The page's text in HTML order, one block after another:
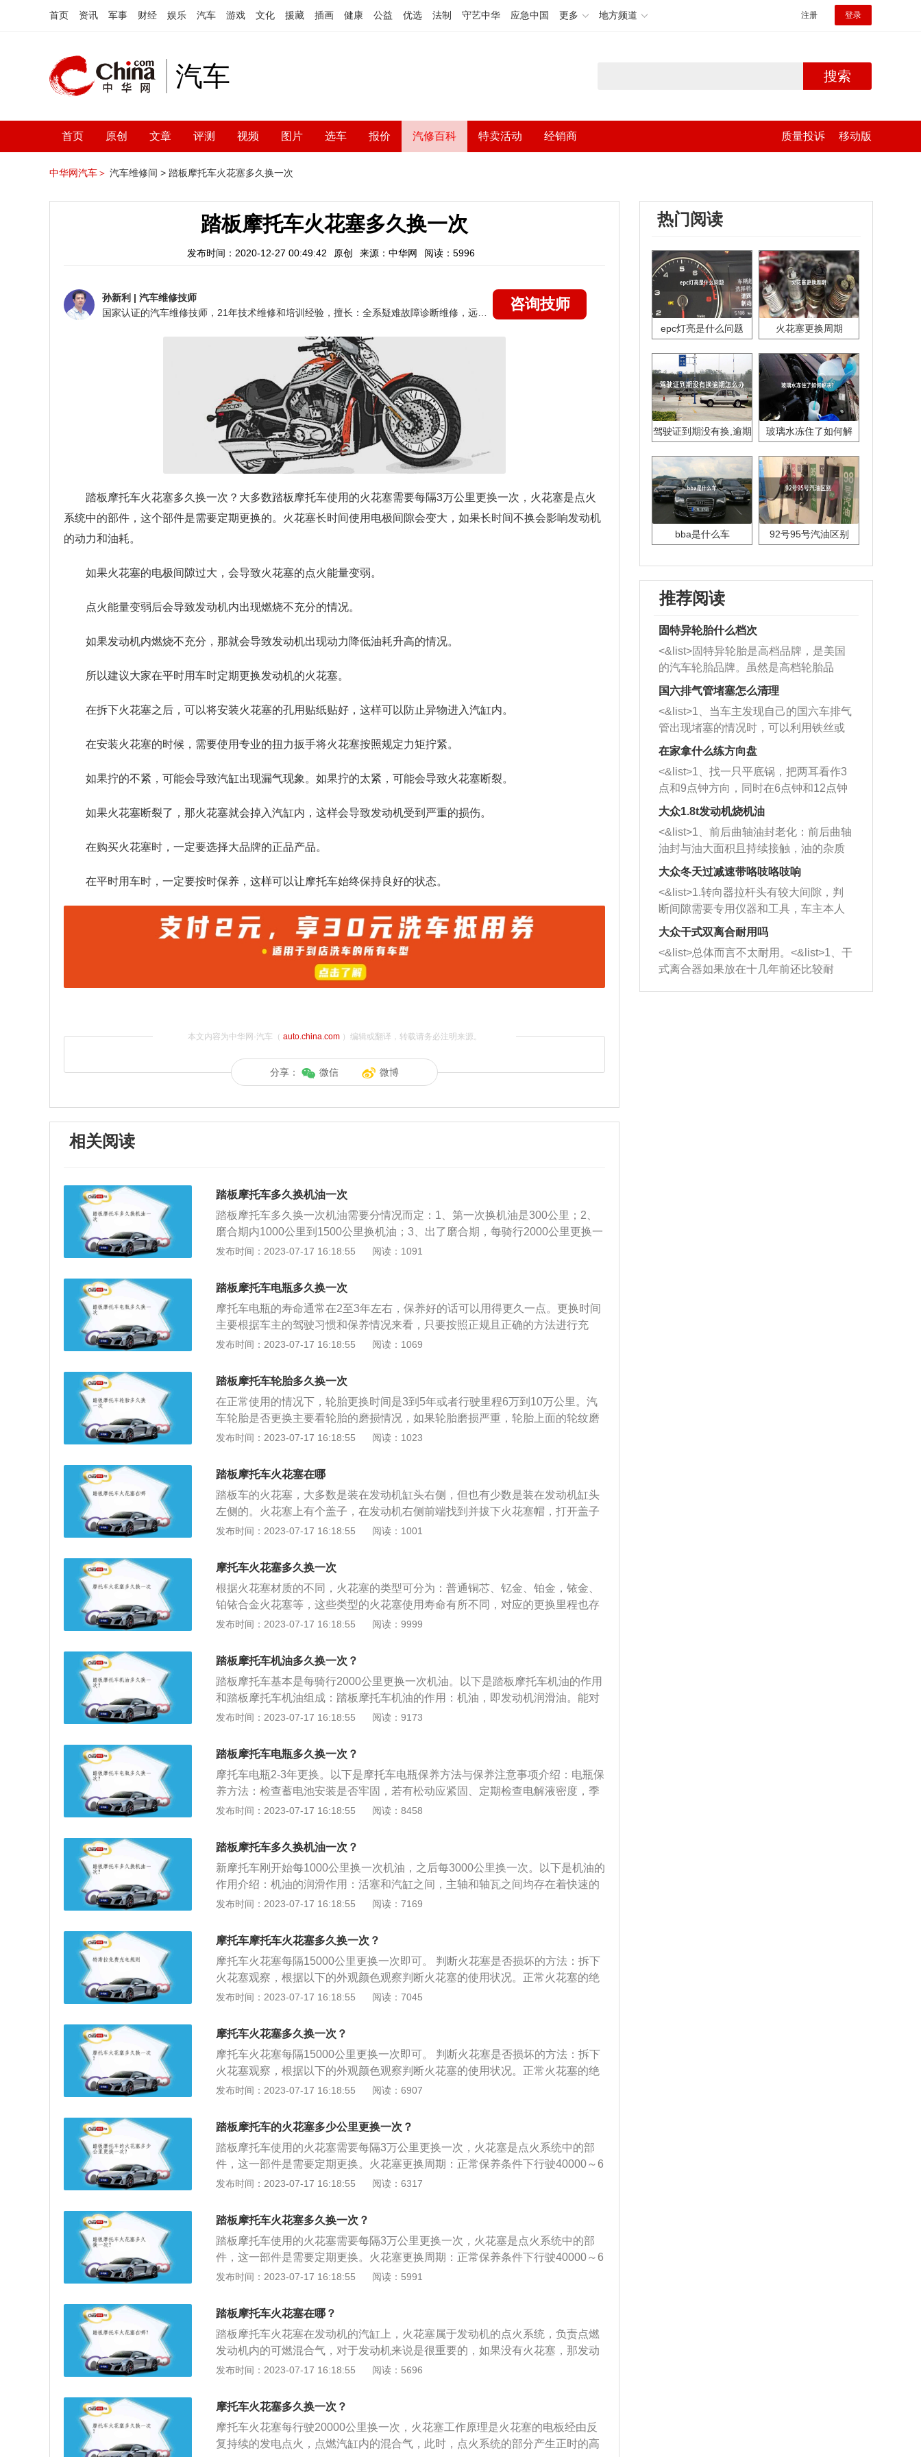
首页 资讯 军事 财经 娱乐 汽车 游戏 文化 援藏 插画 健康 公益 优选 法制 守艺中华 应急中国 更多 地方频道 注册 登录
汽车 搜索
首页 原创 文章 评测 视频 图片 选车 报价 汽修百科 特卖活动 经销商 质量投诉 移动版
中华网汽车＞ 汽车维修间 > 踏板摩托车火花塞多久换一次
踏板摩托车火花塞多久换一次
发布时间：2020-12-27 00:49:42 原创 来源：中华网 阅读：5996
孙新利 | 汽车维修技师
咨询技师
踏板摩托车火花塞多久换一次？ 大多数踏板摩托车使用的火花塞需要每隔3万公里更换一次，火花塞是点火
系统中的部件，这个部件是需要定期更换的。火花塞长时间使用电极间隙会变大，如果长时间不换会影响发动机
的动力和油耗。
如果火花塞的电极间隙过大，会导致火花塞的点火能量变弱。
点火能量变弱后会导致发动机内出现燃烧不充分的情况。
如果发动机内燃烧不充分，那就会导致发动机出现动力降低油耗升高的情况。
所以建议大家在平时用车时定期更换发动机的火花塞。
在拆下火花塞之后，可以将安装火花塞的孔用贴纸贴好，这样可以防止异物进入汽缸内。
在安装火花塞的时候，需要使用专业的扭力扳手将火花塞按照规定力矩拧紧。
如果拧的不紧，可能会导致汽缸出现漏气现象。如果拧的太紧，可能会导致火花塞断裂。
如果火花塞断裂了，那火花塞就会掉入汽缸内，这样会导致发动机受到严重的损伤。
在购买火花塞时，一定要选择大品牌的正品产品。
在平时用车时，一定要按时保养，这样可以让摩托车始终保持良好的状态。
本文内容为中华网·汽车（ auto.china.com）编辑或翻译，转载请务必注明来源。
分享： 微信 微博
相关阅读
踏板摩托车多久换机油一次
踏板摩托车多久换一次机油需要分情况而定：1、第一次换机油是300公里；2、
磨合期内1000公里到1500公里换机油；3、出了磨合期，每骑行2000公里更换一
次机油；4、如果车子在夏季里使用频繁，单次行驶距离很长，就适当多换几次
密封防漏、防锈防蚀、减震缓冲等作用。机油由基础油和添加剂两部分组成，基
础油是润滑油的主要成分，决定着润滑油的基本性质，添加剂可弥补和改善基础
油性能方面的不足，赋予某些新的性能，是润滑油的重要组成部分。
发布时间：2023-07-17 16:18:55 阅读：1091
踏板摩托车电瓶多久换一次
摩托车电瓶的寿命通常在2至3年左右，保养好的话可以用得更久一点。更换时间
主要根据车主的驾驶习惯和保养情况来看，只要按照正规且正确的方法进行充
电，电池一般不会提前报废。判断摩托车电瓶是否该更换的方法：1、当电瓶损
以在每次进行维修保养时，顺便测试一下电池的内阻和电压；2、临时停车时，
大灯突然变暗，可能是因为发动机的充电功率下降，如果此时蓄电池不给力，那
么车外大灯的配给电量就会大幅下降；3、摩托车插入启动钥匙，按车把上的喇
叭，声音小且微弱或者直接没有声音，连续按个几次后声音由大转小或听不见就
是电瓶亏损严重。随着充电次数的增加，电瓶的蓄电能力也可能会降低。但在日
动机时，最好不要打开车上费电的用电设备。冬季用车时，建议晚上不要将车停
在室外。冬天室外温度很低，长时间把车停在室外会降低电池的使用寿命。进入
冬季前，建议检查一下电池的内阻和电压。如果内阻和电压达不到固定值，建议
道购买，选择大品牌产品。
发布时间：2023-07-17 16:18:55 阅读：1069
踏板摩托车轮胎多久换一次
在正常使用的情况下，轮胎更换时间是3到5年或者行驶里程6万到10万公里。汽
车轮胎是否更换主要看轮胎的磨损情况，如果轮胎磨损严重，轮胎上面的轮纹磨
掉太多时，则需要更换轮胎。关于摩托车轮胎，如果后期的使用中我们经常有急
也是很容易会出现变形或者鼓包的，所以轮胎的使用过程中一定要按照规格充足
气压，还要尽量避免急刹车这样轮胎的使用寿命就会更久一些。
发布时间：2023-07-17 16:18:55 阅读：1023
踏板摩托车火花塞在哪
踏板车的火花塞，大多数是装在发动机缸头右侧，但也有少数是装在发动机缸头
左侧的。火花塞上有个盖子，在发动机右侧前端找到并拔下火花塞帽，打开盖子
才能看到火花塞。火花塞属于点火系统的一部分，主要作用为把点火线圈的高压
机做功。一般来说，火花塞的材质通常为铂金和铱金，拥有不错的耐高温、耐高
压、耐腐蚀能力。同时，如果火花塞发黑，也代表车辆出现了一定问题，主要由
以下几点原因导致：1、发动机存在烧机油或者混合气体过浓所致，混合气体过
浓的原因为空气滤清器堵塞，混合气体调整不当，化油器液平面过高等等；2、
表明发动机存在着严重的燃烧不充分现象，同时也意味着车辆的燃油消耗量增
件。火花塞电极和内部有黑色沉积物，表明混合气过浓，可以通过持续几分钟增
高发动机运转速度的方式烧掉留在电极上一层黑色的煤烟层。通常情况下，火花
塞需要每5000公里清洁一次，如果磨损严重，则需根据实际情况进行更换。因
用寿命。
发布时间：2023-07-17 16:18:55 阅读：1001
摩托车火花塞多久换一次
根据火花塞材质的不同，火花塞的类型可分为：普通铜芯、钇金、铂金，铱金、
铂铱合金火花塞等，这些类型的火花塞使用寿命有所不同，对应的更换里程也存
在差异。不同材质的火花塞使用时间如下：1.镍材的火花塞，行驶30000公里后
材质比较耐磨损，行驶100000公里后在更换，也是安全可靠的。火花塞是汽车发
动机和摩托车发动机上重要的部件，这也是一个需要定期更换的易损件。是点火
系统的重要部件。如果火花塞长时间使用不换，电极间隙会变大，这样会影响火
花塞的点火能量。还会导致电极上出现积碳现象，这样也会影响火花塞的点火能
量。所以建议大家平时用车时按时更换火花塞。火花塞注意事项：1.在拆下火花
在安装火花塞时，应该使用专用的扭力扳手按照规定力矩拧紧。如果拧不紧，会
导致汽缸漏气，这样会影响发动机正常工作；如果拧的太紧，可能会导致火花塞
断裂；3.购买火花塞时要选择大品牌的正品产品，虽然大品牌的正品产品价格更
发布时间：2023-07-17 16:18:55 阅读：9999
踏板摩托车机油多久换一次？
踏板摩托车基本是每骑行2000公里更换一次机油。以下是踏板摩托车机油的作用
和踏板摩托车机油组成：踏板摩托车机油的作用：机油，即发动机润滑油。能对
发动机起到润滑减磨、辅助冷却降温、密封防漏、防锈防蚀、减震缓冲等作用。
成。基础油是润滑油的主要成分，决定着润滑油的基本性质，添加剂则可弥补和
改善基础油性能方面的不足，赋予某些新的性能，是润滑油的重要组成部分。
发布时间：2023-07-17 16:18:55 阅读：9173
踏板摩托车电瓶多久换一次？
摩托车电瓶2-3年更换。以下是摩托车电瓶保养方法与保养注意事项介绍：电瓶保
养方法：检查蓄电池安装是否牢固，若有松动应紧固、定期检查电解液密度，季
节转换时应调整密度，放电程度超过规定时要及时充电、观察蓄电池下半部，若
电瓶时的注意事项：蓄电池使用和充电时会产生易爆气体，故严禁靠近明火或高
温。还应避免正、负极短路及正、负极端子松动。电解液中含有强酸，要防止溅
到皮肤、眼睛和衣服上。一旦接触要立即用大量清水清洗。
发布时间：2023-07-17 16:18:55 阅读：8458
踏板摩托车多久换机油一次？
新摩托车刚开始每1000公里换一次机油，之后每3000公里换一次。以下是机油的
作用介绍：机油的润滑作用：活塞和汽缸之间，主轴和轴瓦之间均存在着快速的
相对滑动，要防止零件过快的磨损，则需要在两个滑动表面间建立油膜，有足够
用：机油因比热值较低，且在发动机内部，本身并不具有冷却作用，但发动机内
由于燃料燃烧产生热能，在发动机工作时，机油能够将热量带回机油箱再散发至
空气中帮助水箱冷却发动机，真正起冷却作用的是发动机壳外部的水。
发布时间：2023-07-17 16:18:55 阅读：7169
摩托车摩托车火花塞多久换一次？
摩托车火花塞每隔15000公里更换一次即可。 判断火花塞是否损坏的方法：拆下
火花塞观察，根据以下的外观颜色观察判断火花塞的使用状况。正常火花塞的绝
缘体裙部及电极呈灰白色、灰黄色或浅棕色。工作正常的火花塞其绝缘体裙部为
积物，火花塞本身并没有损坏，清除油污和沉积物后可以继续使用。如果火花塞
损坏严重，顶端出现起疤、黑色纹路、破裂、电极熔化等现象，则应找出损坏的
原因，排除故障后，更换新的火花塞，此外，如果火花塞呈现的是烟熏过的黑
色，表明火花塞冷热型选错或混合气浓，机油上窜。
发布时间：2023-07-17 16:18:55 阅读：7045
摩托车火花塞多久换一次？
摩托车火花塞每隔15000公里更换一次即可。 判断火花塞是否损坏的方法：拆下
火花塞观察，根据以下的外观颜色观察判断火花塞的使用状况。正常火花塞的绝
缘体裙部及电极呈灰白色、灰黄色或浅棕色。工作正常的火花塞其绝缘体裙部为
积物，火花塞本身并没有损坏，清除油污和沉积物后可以继续使用。如果火花塞
损坏严重，顶端出现起疤、黑色纹路、破裂、电极熔化等现象，则应找出损坏的
原因，排除故障后，更换新的火花塞，此外，如果火花塞呈现的是烟熏过的黑
色，表明火花塞冷热型选错或混合气浓，机油上窜。
发布时间：2023-07-17 16:18:55 阅读：6907
踏板摩托车的火花塞多少公里更换一次？
踏板摩托车使用的火花塞需要每隔3万公里更换一次，火花塞是点火系统中的部
件，这一部件是需要定期更换。火花塞更换周期：正常保养条件下行驶40000～6
0000公里时更换，但由于品牌和发动机不同，会有所差异，建议按照使用手册进
火花塞2万公里更换，铱金火花塞6-8万公里更换。火花塞的更换步骤：打开引擎
盖，掀开发动机的塑料盖板，拆下高压分线，根据每个缸的位置做好记号，避免
混乱。用火花塞套筒依次卸下火花塞，卸下的时候注意看一下外部有没有树叶、
灰尘等，一定要清理干净。将新的火花塞放到火花塞孔，用手拧几圈以后再用套
筒拧。按照点火顺序安装拆下的高压分线，扣上盖板即可。
发布时间：2023-07-17 16:18:55 阅读：6317
踏板摩托车火花塞多久换一次？
踏板摩托车使用的火花塞需要每隔3万公里更换一次，火花塞是点火系统中的部
件，这一部件是需要定期更换。火花塞更换周期：正常保养条件下行驶40000～6
0000公里时更换，但由于品牌和发动机不同，会有所差异，建议按照使用手册进
火花塞2万公里更换，铱金火花塞6-8万公里更换。火花塞的更换步骤：打开引擎
盖，掀开发动机的塑料盖板，拆下高压分线，根据每个缸的位置做好记号，避免
混乱。用火花塞套筒依次卸下火花塞，卸下的时候注意看一下外部有没有树叶、
灰尘等，一定要清理干净。将新的火花塞放到火花塞孔，用手拧几圈以后再用套
筒拧。按照点火顺序安装拆下的高压分线，扣上盖板即可。
发布时间：2023-07-17 16:18:55 阅读：5991
踏板摩托车火花塞在哪？
踏板摩托车火花塞在发动机的汽缸上，火花塞属于发动机的点火系统，负责点燃
发动机内的可燃混合气，对于发动机来说是很重要的，如果没有火花塞，那发动
机是无法正常工作的。发动机工作时的冲程分别是：吸气冲程、压缩冲程、做功
操纵前轮转向的两轮车或三轮车，轻便灵活，行驶迅速，广泛用于巡逻、客货运
输和体育运动器械。
发布时间：2023-07-17 16:18:55 阅读：5696
摩托车火花塞多久换一次？
摩托车火花塞每行驶20000公里换一次，火花塞工作原理是火花塞的电板经由反
复持续的发电点火，点燃汽缸内的混合气，此时，点火系统的部分产生正时的高
热门阅读
epc灯亮是什么问题 火花塞更换周期
驾驶证到期没有换,逾期
玻璃水冻住了如何解
bba是什么车 92号95号汽油区别
推荐阅读
固特异轮胎什么档次
<&list>固特异轮胎是高档品牌，是美国
的汽车轮胎品牌。虽然是高档轮胎品
牌，但是中高低端的轮胎都有生产，这
也是为了更好的开拓市场。
国六排气管堵塞怎么清理
<&list>1、当车主发现自己的国六车排气
管出现堵塞的情况时，可以利用铁丝或
者是细棍，直接将杂物给取出来，如果
堵塞情况比较严重，也可以采取应急措
施。 <&list>2、直接利用木棍将所有的
杂物推到排气管里面的位置处，然后将
三元催化器拆解开，就可以将堵塞的东
西取出来。但如果是因为积碳过多引起
的堵塞，就需要将三元催化器泡在草酸
洗剂对堵塞的情况得到解决，将清洗剂
放在燃油箱中，与燃油混合后，车辆启
动时，就可以和汽油一起进入到燃烧
室，最后形成废气排出，就可以让三元
催化器得到清洗，排气管堵塞的情况就
能够得到解决。
在家拿什么练方向盘
<&list>1、找一只平底锅，把两耳看作3
点和9点钟方向，同时在6点钟和12点钟
方向做一个标记。 <&list>2、双手握住
一圈半的练习，往右同样也要打相同的
圈数。 <&list>3、最后强调要反复练
习，这样就可以形成肌肉记忆，在真实
驾驶车辆时，不需要记忆也能打好方
向。
大众1.8t发动机烧机油
<&list>1、前后曲轴油封老化：前后曲轴
油封与油大面积且持续接触，油的杂质
和发动机内持续温度变化使其密封效果
逐渐减弱，导致渗油或漏油。<&list>2、
活塞间隙过大：积碳会使活塞环与缸体
的间隙扩大，导致机油流入燃烧室中，
造成烧机油。<&list>3、机油粘度。使用
机油粘度过小的话，同样会有烧机油现
象，机油粘度过小具有很好的流动性，
大众冬天过减速带咯吱咯吱响
<&list>1.转向器拉杆头有较大间隙，判
断间隙需要专用仪器和工具，车主本人
无法制作，需要将车辆送到修理厂或4s
店；<&list>2.车辆半轴套管防尘罩破
裂，破裂后会出现漏油现象，使半轴磨
损严重，磨损的半轴容易损坏，产生异
响；<&list>3.稳定器的转向胶套和球头
大众干式双离合耐用吗
<&list>总体而言不太耐用。<&list>1、干
式离合器如果放在十几年前还比较耐